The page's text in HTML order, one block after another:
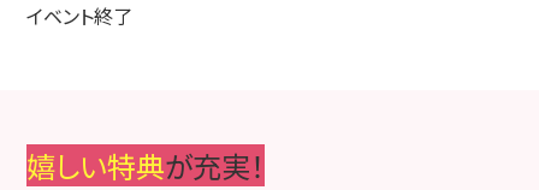
イベント終了
嬉しい特典が充実！